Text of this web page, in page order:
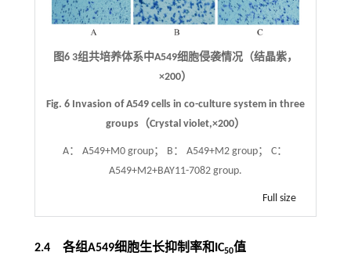
图6 3组共培养体系中A549细胞侵袭情况（结晶紫，
×200）
Fig. 6 Invasion of A549 cells in co-culture system in three
groups（Crystal violet,×200）
A： A549+M0 group； B： A549+M2 group； C：
A549+M2+BAY11-7082 group.
Full size
2.4 各组A549细胞生长抑制率和IC50值